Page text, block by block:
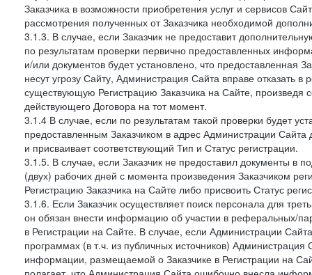
Заказчика в возможности приобретения услуг и сервисов
рассмотрения полученных от Заказчика необходимой
3.1.3. В случае, если Заказчик не предоставит
по результатам проверки первично предоставленных
и/или документов будет установлено, что предоставленная
несут угрозу Сайту, Администрация Сайта вправе отказать
существующую Регистрацию Заказчика на Сайте, произведя
действующего Договора на тот момент.
3.1.4 В случае, если по результатам такой проверки будет
предоставленным Заказчиком в адрес Администрации
и присваивает соответствующий Тип и Статус регистрации.
3.1.5. В случае, если Заказчик не предоставил документы в
(двух) рабочих дней с момента произведения Заказчиком
Регистрацию Заказчика на Сайте либо присвоить Статус
3.1.6. Если Заказчик осуществляет поиск персонала для
он обязан внести информацию об участии в реферальных/
в Регистрации на Сайте. В случае, если Администрации
программах (в т.ч. из публичных источников)
информации, размещаемой о Заказчике в Регистрации на